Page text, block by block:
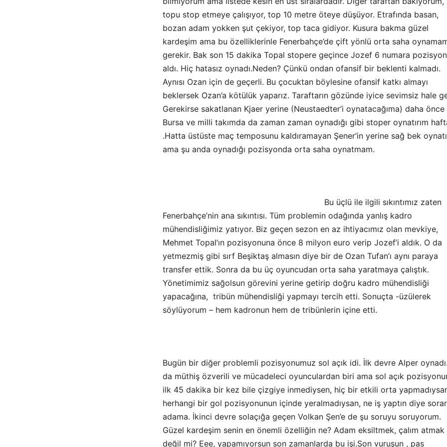
topu stop etmeye çalışıyor, top 10 metre öteye düşüyor. Etrafında basan,
bozan adam yokken şut çekiyor, top taca gidiyor. Kusura bakma güzel
kardeşim ama bu özelliklerinle Fenerbahçe’de çift yönlü orta saha
gerekir. Bak son 15 dakika Topal stopere geçince Jozef 6 numara
aldı. Hiç hatasız oynadı.Neden? Çünkü ondan ofansif bir beklenti kalmadı.
Aynısı Ozan için de geçerli. Bu çocuktan böylesine ofansif katkı almayı
beklersek Ozan’a kötülük yaparız. Taraftarın gözünde iyice sevimsiz hale
Gerekirse sakatlanan Kjaer yerine (Neustaedter’i oynatacağıma) daha önce
Bursa ve milli takımda da zaman zaman oynadığı gibi stoper oynatırım
.Hatta üstüste maç temposunu kaldıramayan Şener’in yerine sağ bek
ama şu anda oynadığı pozisyonda orta saha oynatmam.
Bu üçlü ile ilgili sıkıntımız zaten
Fenerbahçe’nin ana sıkıntısı. Tüm problemin odağında yanlış kadro
mühendisliğimiz yatıyor. Biz geçen sezon en az ihtiyacımız olan mevkiye,
Mehmet Topal’ın pozisyonuna önce 8 milyon euro verip Jozef’i aldık. O da
yetmezmiş gibi sırf Beşiktaş almasın diye bir de Ozan Tufan’ı aynı paraya
transfer ettik. Sonra da bu üç oyuncudan orta saha yaratmaya çalıştık.
Yönetimimiz sağolsun görevini yerine getirip doğru kadro mühendisliği
yapacağına, tribün mühendisliği yapmayı tercih etti. Sonuçta -üzülerek
söylüyorum – hem kadronun hem de tribünlerin içine etti.
Bugün bir diğer problemli pozisyonumuz sol açık idi. İlk devre Alper
da müthiş özverili ve mücadeleci oyunculardan biri ama sol açık
ilk 45 dakika bir kez bile çizgiye inmediysen, hiç bir etkili orta
herhangi bir gol pozisyonunun içinde yeralmadıysan, ne iş yaptın diye
adama. İkinci devre solaçığa geçen Volkan Şen’e de şu soruyu soruyorum.
Güzel kardeşim senin en önemli özelliğin ne? Adam eksiltmek, çalım atmak
değil mi? Eee, yapamıyorsun son zamanlarda bu işi.Son vuruşun , pas